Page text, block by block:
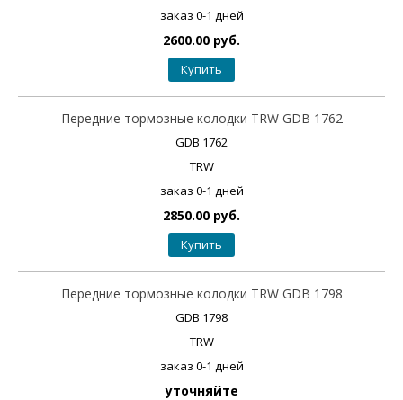
заказ 0-1 дней
2600.00 руб.
Купить
Передние тормозные колодки TRW GDB 1762
GDB 1762
TRW
заказ 0-1 дней
2850.00 руб.
Купить
Передние тормозные колодки TRW GDB 1798
GDB 1798
TRW
заказ 0-1 дней
уточняйте